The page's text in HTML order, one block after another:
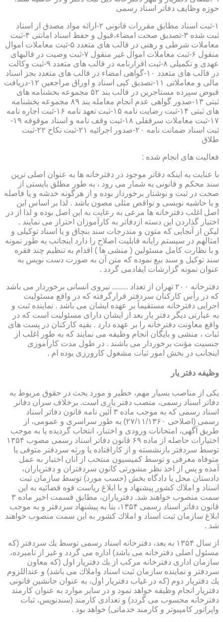
حوزه وظایف دفاتر اسناد رسمی
۱-ثبت اسناد مطابق مقررات قانونی ۲-ارائه مواد مصدق از اسناد
ثبت شده ۳-تصدیق صحت امضاء،قبول و حفظ اسناد امانتی ۴-ثبت
معاملات شرطی و رهنی در قالب های متعدد ۵-ثبت معاملات اموال
منقول ۶-ثبت معاملات اموال غیر منقول ۷-ثبت وصیت در قالبهای
عهدی و تکمیلی ۸-ثبت اقرارنامه در قالب های متعدد ۹-ثبت وکالت
در قالب های متعدد ۱۰-گواهی امضاء در قالب های متعدد بجز اسناد
مالی و معاملاتی ۱۱-تصدیق کپی اسناد و اوراق مراجعین ۱۲-دریافت
قبوض سپرده مستاجرین در قالب بند ۵۲ مجموعه بخشنامه های
ثبتی ۱۳-صدور گواهی عدم انجام معامله بند ۸۹ مجموعه بخشنامه
های ثبتی ۱۴-ثبت رضایت نامه ۱۵-ثبت تعهد نامه ۱۶-ثبت اجاره نامه
۱۷-ثبت معاملات سرقفلی ۱۸-ثبت وقف نامه و اسناد موقوفه ۱۹-
ثبت اسناد ضمانت نامه ۲۰-صدور اجرائیه ۲۱-ثبت نکاح ۲۲-ثبت
طلاق
فعالیت های انجام شده :
با عنایت به اینکه دفاتر موجود در دفترخانه ها به عنوان اصلی ترین
سند محکم و قانونی به شمار می رود ، به طور مطلق بایستی از
صحت در ثبت و نوشتار برخوردار بوده و از هرگونه خدشه و یا فاصله
و یا حاشیه نویسی و نواقص مثلی مصون باشد . لذا بر اساس این
اصل اغلب دفترخانه ها مرعی به رعایت به این اصل بوده و لذا از در
اختیار گذاردن این دسته ازدفاتر به کارآموزان احتراز می نمایند .
لیکن از آنجایی که متون و مندرجات سند بنچاق و یا اسناد توکیلی و
امثالهم در سیستم رایانه قابلیت اصلاح را دارد اینجانب به طور نمونه
و با نظارت کامل مسئولین ( منشی ها ) اقدام به تنظیم چند فقره
سند توکیل و سند بیع نموده که متن آن به صورت دست نویس به
عنوان نمونه گزارشات ایفادمی گردد .
دفترخانه ۲۰۰ تهران از تعداد ........ نیروی انسانی برخوردار می باشد
که در رأس کارکنان سردفتر قرارگرفته که در واقع مسئولیت
اجرایی دفترخانه مستقیماً بر عهده ایشان می باشد . نماینده ثبت و
به عبارتی دیگر دفتر یار بعد از ایشان دارای مسئولیت است که در
واقع معاونت دفترخانه را بر عهده دارد . بقیه کارکنان در پست های
ثبات ، منشی و بایگان انجام وظیفه می نمایند که به طور اغلب از
جنسیت مؤنث برخوردار می باشند . در طول مدت کارآموزی
اینجانب در بخش امور ثبات مشغول کارورزی بوده ام .
وظیفه دفتر یار
یكی از مناصب بسیار مهم، خطیر و مورد بحث در حقوق مربوط به
دفاتر اسناد رسمی، منصب دفتر یاری است. برخلاف سران دفاتر
اسناد رسمی كه به موجب ماده ۳ آئین نامه قانون دفاتر اسناد
رسمی (اصلاحی ۲۷/۱۱/۱۳۶۰) به طور سراسری و عمومی، از
طریق آگهی، امتحانات ورودی و اختبار، انتخاب گردیده یا به موجب
اختیارات حاصله از ماده ۶۹ قانون دفاتر اسناد رسمی مصوب ۱۳۵۴
توسط سردفتر بازنشسته و از كارافتاده یا ورثه سردفتر متوفی یا
متوفاه معرفی و توسط كمیسیون منتخب از آنان اختبار به عمل
آمده و پس از اخذ نظر مشورتی كانون سردفتران و دفتریاران،
دادستان محل یا دادگاه بخش (حسب مورد) توسط سازمان ثبت
اسناد و املاك كشور پیشنهاد و با ابلاغ ریاست قوه قضائیه به این
سمت منصوب خواهند شد. دفتریاران، مطابق قسمت اخیر ماده ۳
قانون دفاتر اسناد رسمی ۱۳۵۴، بنا به پیشنهاد سردفتر و به موجب
ابلاغ سازمان ثبت اسناد و املاك كشور به این سمت منصوب خواهند
شد .
از سال ۱۳۵۴ به بعد، دفترخانه اسناد رسمی توسط یك سردفتر (كه
مسئول اصلی دفترخانه می باشد) اداره می گردد و غیر از نامبرده،
سازمان اداری دفترخانه مركب از یك دفتریار اول (كه معاون
سردفتر و نماینده سازمان ثبت اسناد واملاك می باشد) و عنداللزوم
یك دفتریار دوم (كه در غیاب دفتریار اول، به عنوان جانشین قانونی
دفتریار انجام وظیفه خواهد نمود و در سایر موارد به عنوان كارمند
دفترخانه محسوب می گردد) و تعدادی كارمند (سندنویس، ثبات
واپراتور كامپیوتر و كارمند خدماتی) خواهد بود .